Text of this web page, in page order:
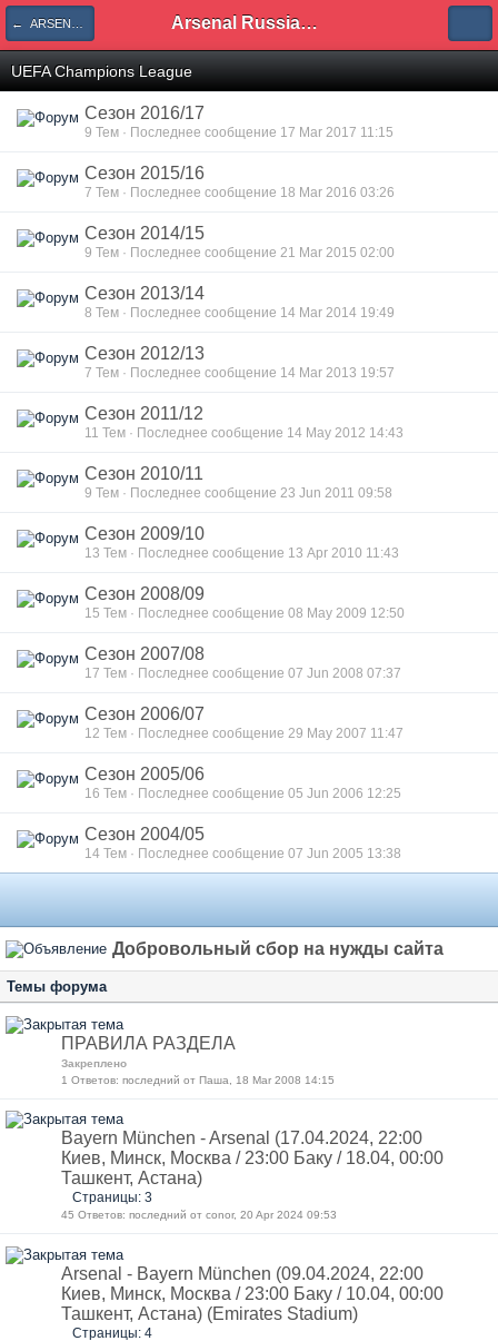
← ARSENAL FC Arsenal Russian Speaking Supporters Club
UEFA Champions League
Сезон 2016/17
9 Тем · Последнее сообщение 17 Mar 2017 11:15
Сезон 2015/16
7 Тем · Последнее сообщение 18 Mar 2016 03:26
Сезон 2014/15
9 Тем · Последнее сообщение 21 Mar 2015 02:00
Сезон 2013/14
8 Тем · Последнее сообщение 14 Mar 2014 19:49
Сезон 2012/13
7 Тем · Последнее сообщение 14 Mar 2013 19:57
Сезон 2011/12
11 Тем · Последнее сообщение 14 May 2012 14:43
Сезон 2010/11
9 Тем · Последнее сообщение 23 Jun 2011 09:58
Сезон 2009/10
13 Тем · Последнее сообщение 13 Apr 2010 11:43
Сезон 2008/09
15 Тем · Последнее сообщение 08 May 2009 12:50
Сезон 2007/08
17 Тем · Последнее сообщение 07 Jun 2008 07:37
Сезон 2006/07
12 Тем · Последнее сообщение 29 May 2007 11:47
Сезон 2005/06
16 Тем · Последнее сообщение 05 Jun 2006 12:25
Сезон 2004/05
14 Тем · Последнее сообщение 07 Jun 2005 13:38
Добровольный сбор на нужды сайта
Темы форума
ПРАВИЛА РАЗДЕЛА
Закреплено
1 Ответов: последний от Паша, 18 Mar 2008 14:15
Bayern München - Arsenal (17.04.2024, 22:00
Киев, Минск, Москва / 23:00 Баку / 18.04, 00:00
Ташкент, Астана)
Страницы: 3
45 Ответов: последний от conor, 20 Apr 2024 09:53
Arsenal - Bayern München (09.04.2024, 22:00
Киев, Минск, Москва / 23:00 Баку / 10.04, 00:00
Ташкент, Астана) (Emirates Stadium)
Страницы: 4